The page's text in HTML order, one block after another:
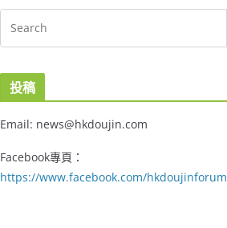
投稿
Email: news@hkdoujin.com
Facebook專頁：
https://www.facebook.com/hkdoujinforum